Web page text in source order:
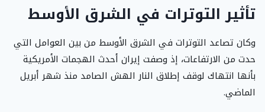
تأثير التوترات في الشرق الأوسط
وكان تصاعد التوترات في الشرق الأوسط من بين العوامل التي
حدت من الارتفاعات، إذ وصفت إيران أحدث الهجمات الأمريكية
بأنها انتهاك لوقف إطلاق النار الهش الصامد منذ شهر أبريل
الماضي.